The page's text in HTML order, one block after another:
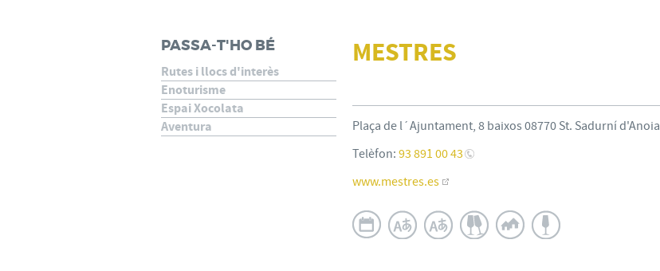
PASSA-T'HO BÉ
Rutes i llocs d'interès
Enoturisme
Espai Xocolata
Aventura
MESTRES
Plaça de l´Ajuntament, 8 baixos 08770 St. Sadurní d'Anoia
Telèfon: 93 891 00 43
www.mestres.es